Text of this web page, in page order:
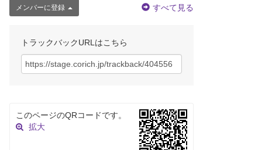
メンバーに登録 すべて見る
トラックバックURLはこちら
このページのQRコードです。
拡大